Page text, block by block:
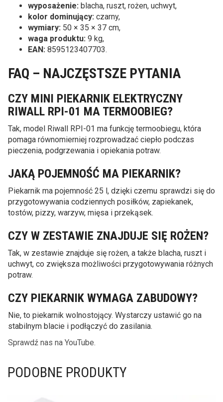
wyposażenie: blacha, ruszt, rożen, uchwyt,
kolor dominujący: czarny,
wymiary: 50 × 35 × 37 cm,
waga produktu: 9 kg,
EAN: 8595123407703.
FAQ – NAJCZĘSTSZE PYTANIA
CZY MINI PIEKARNIK ELEKTRYCZNY
RIWALL RPI-01 MA TERMOOBIEG?
Tak, model Riwall RPI-01 ma funkcję termoobiegu, która
pomaga równomierniej rozprowadzać ciepło podczas
pieczenia, podgrzewania i opiekania potraw.
JAKĄ POJEMNOŚĆ MA PIEKARNIK?
Piekarnik ma pojemność 25 l, dzięki czemu sprawdzi się do
przygotowywania codziennych posiłków, zapiekanek,
tostów, pizzy, warzyw, mięsa i przekąsek.
CZY W ZESTAWIE ZNAJDUJE SIĘ ROŻEN?
Tak, w zestawie znajduje się rożen, a także blacha, ruszt i
uchwyt, co zwiększa możliwości przygotowywania różnych
potraw.
CZY PIEKARNIK WYMAGA ZABUDOWY?
Nie, to piekarnik wolnostojący. Wystarczy ustawić go na
stabilnym blacie i podłączyć do zasilania.
Sprawdź nas na YouTube.
PODOBNE PRODUKTY